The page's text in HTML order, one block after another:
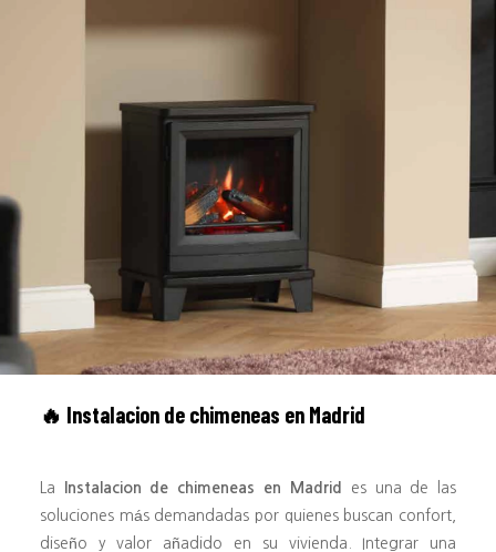
🔥 Instalacion de chimeneas en Madrid
La Instalacion de chimeneas en Madrid
es una de las
soluciones más demandadas por quienes buscan confort,
diseño y valor añadido en su vivienda. Integrar una